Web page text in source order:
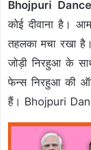
Bhojpuri
कोई दीवाना है।
तहलका मचा रखा
जोड़ी निरहुआ के
फेन्स निरहुआ की
हैं। Bhojpuri